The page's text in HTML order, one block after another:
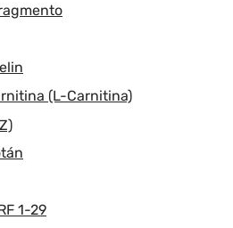
(L-Carnitina)
1-29